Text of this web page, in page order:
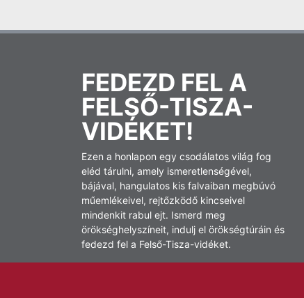
FEDEZD FEL A
FELSŐ-TISZA-
VIDÉKET!
Ezen a honlapon egy csodálatos világ fog
eléd tárulni, amely ismeretlenségével,
bájával, hangulatos kis falvaiban megbúvó
műemlékeivel, rejtőzködő kincseivel
mindenkit rabul ejt. Ismerd meg
örökséghelyszíneit, indulj el örökségtúráin és
fedezd fel a Felső-Tisza-vidéket.